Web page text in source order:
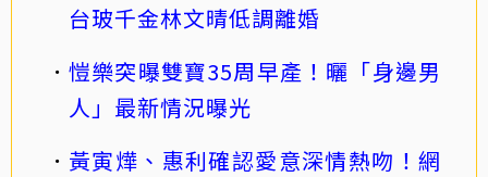
台玻千金林文晴低調離婚
愷樂突曝雙寶35周早產！曬「身邊男
人」最新情況曝光
黃寅燁、惠利確認愛意深情熱吻！網